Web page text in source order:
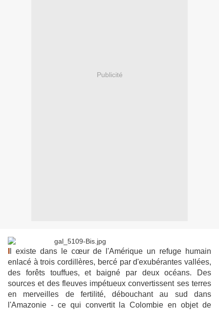
Publicité
l existe dans le cœur de l'Amérique un refuge humain
enlacé à trois cordillères, bercé par d'exubérantes vallées,
des forêts touffues, et baigné par deux océans. Des
sources et des fleuves impétueux convertissent ses terres
en merveilles de fertilité, débouchant au sud dans
l'Amazonie - ce qui convertit la Colombie en objet de